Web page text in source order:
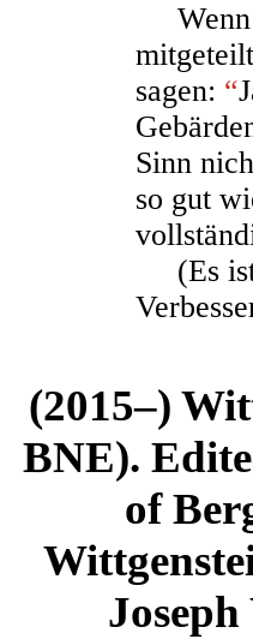
Wenn
sagen: “
Sinn
so gut
(Es ist
(2015–)
BNE).
of